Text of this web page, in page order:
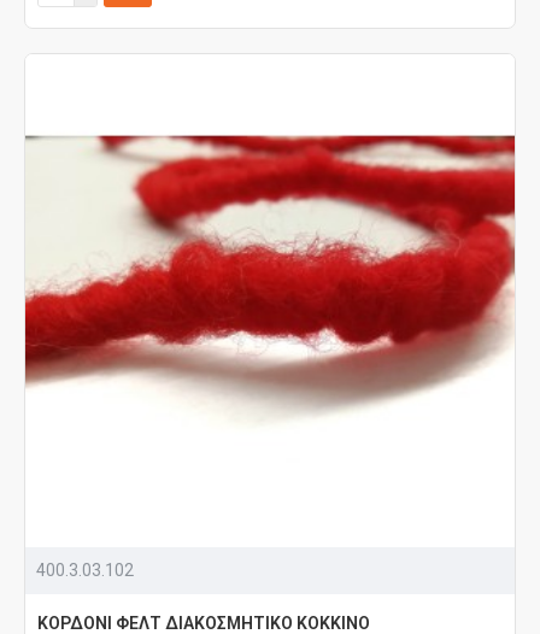
400.3.03.102
ΚΟΡΔΟΝΙ ΦΕΛΤ ΔΙΑΚΟΣΜΗΤΙΚΟ ΚΟΚΚΙΝΟ